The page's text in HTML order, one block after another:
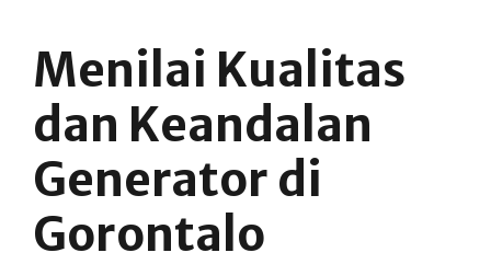
Menilai Kualitas
dan Keandalan
Generator di
Gorontalo